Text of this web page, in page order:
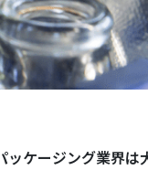
ケージング業界は